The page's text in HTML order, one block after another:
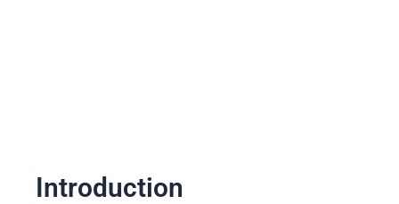
Introduction